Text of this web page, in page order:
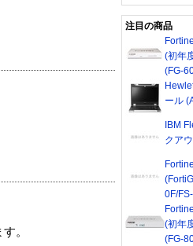
。
注目の商品
(初年
(FG-
ール
IBM
クア
0F/
(初年
(FG-